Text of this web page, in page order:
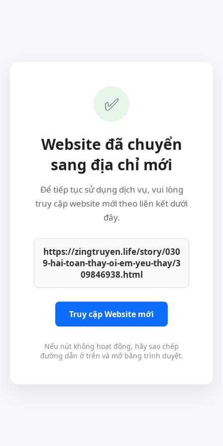
✅
Website đã chuyển
sang địa chỉ mới
Để tiếp tục sử dụng dịch vụ, vui lòng
truy cập website mới theo liên kết dưới
đây.
https://zingtruyen.life/story/030
9-hai-toan-thay-oi-em-yeu-thay/3
09846938.html
Truy cập Website mới
Nếu nút không hoạt động, hãy sao chép
đường dẫn ở trên và mở bằng trình duyệt.